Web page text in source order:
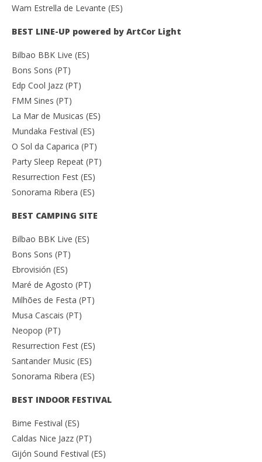
Wam Estrella de Levante (ES)
BEST LINE-UP powered by ArtCor Light
Bilbao BBK Live (ES)
Bons Sons (PT)
Edp Cool Jazz (PT)
FMM Sines (PT)
La Mar de Musicas (ES)
Mundaka Festival (ES)
O Sol da Caparica (PT)
Party Sleep Repeat (PT)
Resurrection Fest (ES)
Sonorama Ribera (ES)
BEST CAMPING SITE
Bilbao BBK Live (ES)
Bons Sons (PT)
Ebrovisión (ES)
Maré de Agosto (PT)
Milhões de Festa (PT)
Musa Cascais (PT)
Neopop (PT)
Resurrection Fest (ES)
Santander Music (ES)
Sonorama Ribera (ES)
BEST INDOOR FESTIVAL
Bime Festival (ES)
Caldas Nice Jazz (PT)
Gijón Sound Festival (ES)